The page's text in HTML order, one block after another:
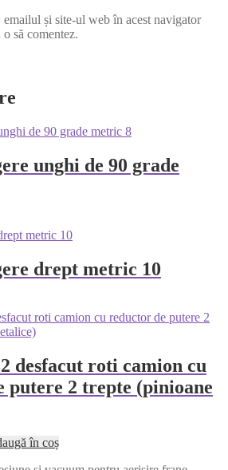
emailul și site-ul web în acest navigator
să comentez.
unghi de 90 grade
drept metric 10
desfacut roti camion cu
putere 2 trepte (pinioane
în coș